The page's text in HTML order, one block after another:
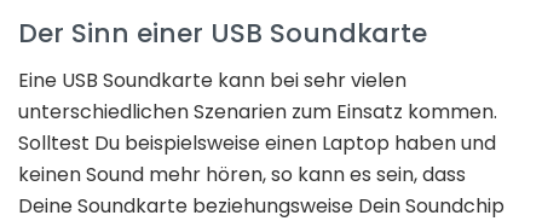
Der Sinn einer USB Soundkarte
Eine USB Soundkarte kann bei sehr vielen
unterschiedlichen Szenarien zum Einsatz kommen.
Solltest Du beispielsweise einen Laptop haben und
keinen Sound mehr hören, so kann es sein, dass
Deine Soundkarte beziehungsweise Dein Soundchip